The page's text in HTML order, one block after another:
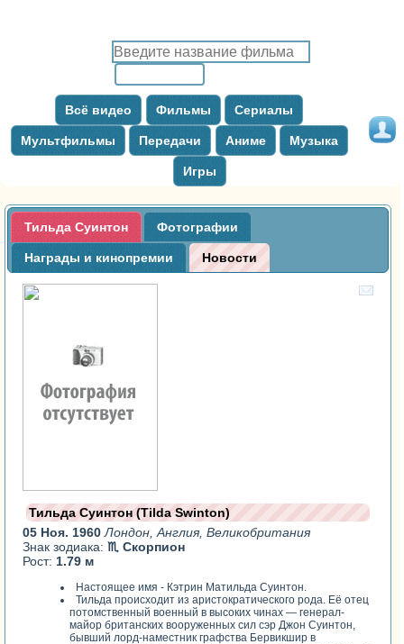
Всё видео Фильмы Сериалы
Мультфильмы Передачи Аниме Музыка
Игры
Тильда Суинтон Фотографии
Награды и кинопремии Новости
Тильда Суинтон (Tilda Swinton)
05 Ноя. 1960Лондон, Англия, Великобритания
Знак зодиака:♏ Скорпион
Рост: 1.79 м
Настоящее имя - Кэтрин Матильда Суинтон.
Тильда происходит из аристократического рода. Её отец
потомственный военный в высоких чинах — генерал-
майор британских вооруженных сил сэр Джон Суинтон,
бывший лорд-наместник графства Бервикшир в